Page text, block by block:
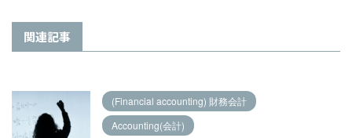
関連記事
(Financial accounting) 財務会計
Accounting(会計)